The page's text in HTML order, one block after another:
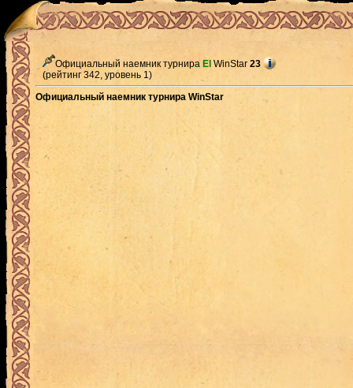
Официальный наемник турнира El WinStar 23
(рейтинг 342, уровень 1)
Официальный наемник турнира WinStar